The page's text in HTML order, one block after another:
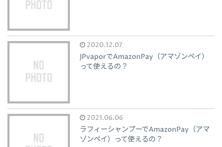
2020.12.07
JPvaporでAmazonPay（アマゾンペイ）
って使えるの？
2021.06.06
ラフィーシャンプーでAmazonPay（アマ
ゾンペイ）って使えるの？